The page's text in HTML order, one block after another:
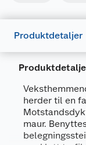
Produktdetaljer
herder til en
maur.
Generelt